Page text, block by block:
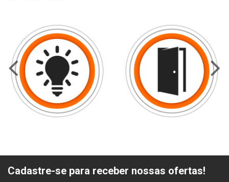
Cadastre-se para receber nossas ofertas!